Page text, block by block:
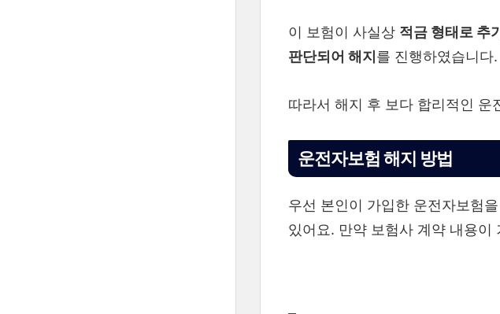
이 보험이 사실상 적금 형태로 추
판단되어 해지 를 진행하였습니다.
따라서 해지 후 보다 합리적인 운
운전자보험 해지 방법
우선 본인이 가입한 운전자보험
있어요. 만약 보험사 계약 내용이